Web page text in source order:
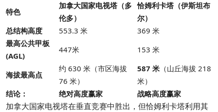
特色
加拿大国家电视塔（多
伦多）
恰姆利卡塔（伊斯坦布
尔）
总结构高度
553.3 米
369 米
最高公共甲板
(AGL)
447米 153 米
海拔最高点
约 630 米（市区海拔
76 米）
587 米 （山丘海拔 218
米）
结论：
绝对高度赢家 战略高度赢家
加拿大国家电视塔在垂直竞赛中胜出，但恰姆利卡塔利用其